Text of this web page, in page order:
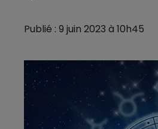
Publié : 9 juin 2023 à 10h45